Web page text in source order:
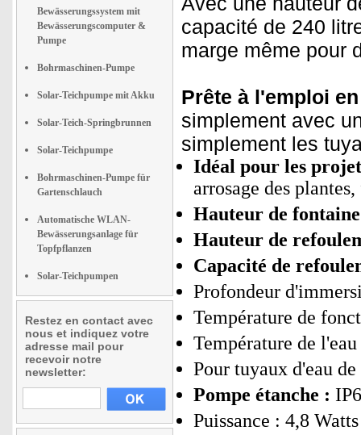
Bewässerungssystem mit
Bewässerungscomputer &
Pumpe
Bohrmaschinen-Pumpe
Solar-Teichpumpe mit Akku
Solar-Teich-Springbrunnen
Solar-Teichpumpe
Bohrmaschinen-Pumpe für
Gartenschlauch
Automatische WLAN-
Bewässerungsanlage für
Topfpflanzen
Solar-Teichpumpen
Restez en contact avec
nous et indiquez votre
adresse mail pour
recevoir notre
newsletter:
capacité de 240
marge même pour
Prête à l'emploi
simplement avec
simplement les
Idéal pour les
arrosage des
Hauteur de
Hauteur de
Capacité de
Profondeur
Température de
Température de
Pour tuyaux d'eau
Pompe étanche :
Puissance : 4,8 Watts